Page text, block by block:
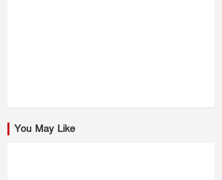
You May Like